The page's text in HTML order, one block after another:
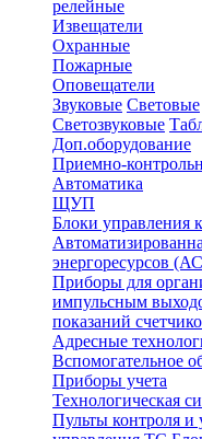
релейные
Извещатели
Охранные
Пожарные
Оповещатели
Звуковые Световые
Светозвуковые
Доп.оборудование
Приемно-
Автоматика
ЩУП
Блоки управления
энергоресурсов
Приборы для
импульсным
показаний
Адресные
Вспомогательное
Приборы учета
Технологическая
Пульты контроля и